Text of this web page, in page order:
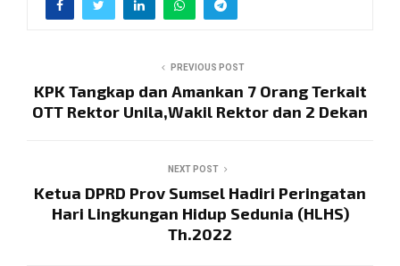
PREVIOUS POST
KPK Tangkap dan Amankan 7 Orang Terkait
OTT Rektor Unila,Wakil Rektor dan 2 Dekan
NEXT POST
Ketua DPRD Prov Sumsel Hadiri Peringatan
Hari Lingkungan Hidup Sedunia (HLHS)
Th.2022